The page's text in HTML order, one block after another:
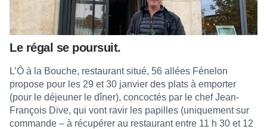
Le régal se poursuit.
L’Ô à la Bouche, restaurant situé, 56 allées Fénelon
propose pour les 29 et 30 janvier des plats à emporter
(pour le déjeuner le dîner), concoctés par le chef Jean-
François Dive, qui vont ravir les papilles (uniquement sur
commande – à récupérer au restaurant entre 11 h 30 et 12